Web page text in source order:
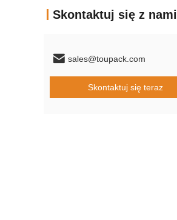
Skontaktuj się z nami
sales@toupack.com
Skontaktuj się teraz